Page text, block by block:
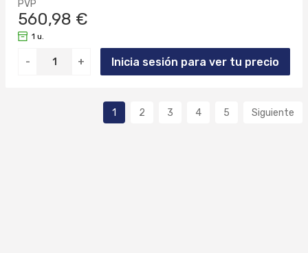
PVP
560,98 €
- +
1 u.
Inicia sesión para ver tu precio
1 2 3 4 5 Siguiente